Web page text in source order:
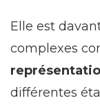
Elle est
complexes
différentes